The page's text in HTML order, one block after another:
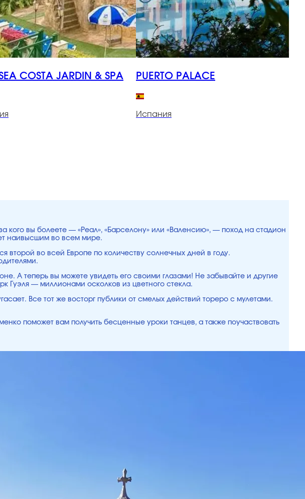
COSTA JARDIN & SPA PUERTO PALACE
Испания
кого вы болеете — «Реал», «Барселону» или «Валенсию», — поход на стадион
наивысшим во всем мире.
второй во всей Европе по количеству солнечных дней в году.
А теперь вы можете увидеть его своими глазами! Не забывайте и другие
Гуэля — миллионами осколков из цветного стекла.
Все тот же восторг публики от смелых действий тореро с мулетами.
поможет вам получить бесценные уроки танцев, а также поучаствовать